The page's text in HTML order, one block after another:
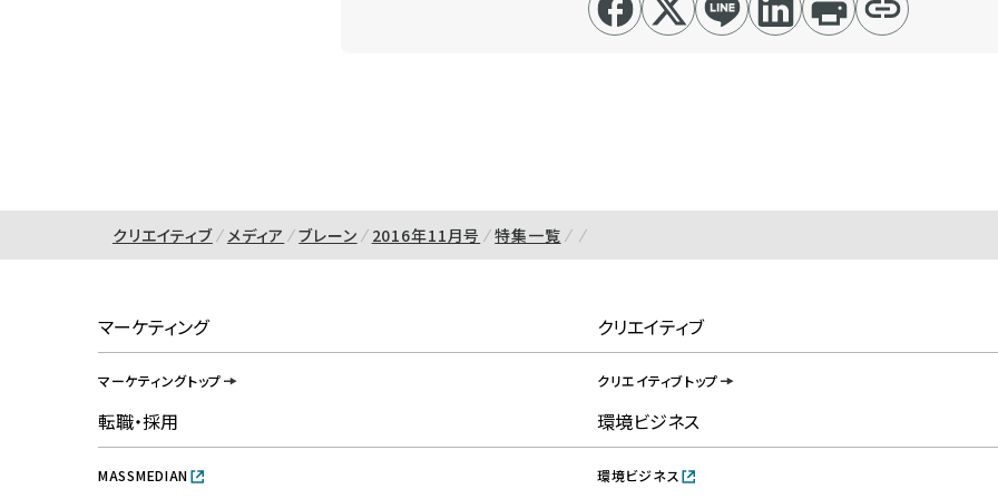
クリエイティブ メディア ブレーン 2016年11月号 特集一覧
マーケティング
マーケティングトップ
クリエイティブ
クリエイティブトップ
転職・採用
MASSMEDIAN
環境ビジネス
環境ビジネス